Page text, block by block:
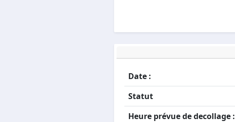
Date :
Statut
Heure prévue de decollage :